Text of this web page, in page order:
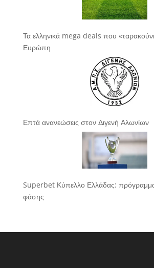
Τα ελληνικά mega deals που
Ευρώπη
Επτά ανανεώσεις στον Διγενή Αλωνίων
Superbet Κύπελλο Ελλάδας:
φάσης